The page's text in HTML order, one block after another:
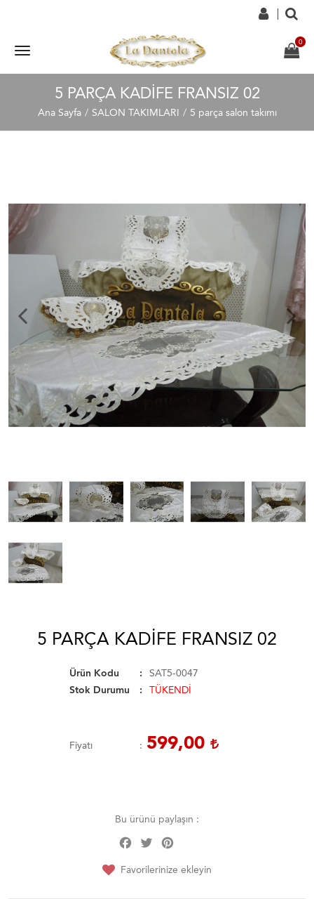
5 PARÇA KADIFE FRANSIZ 02
Ana Sayfa SALON TAKIMLARI 5 parça salon takımı
5 PARÇA KADIFE FRANSIZ 02
Ürün Kodu
SAT5-0047
Stok Durumu
TÜKENDİ
Fiyatı 599,00
Bu ürünü paylaşın :
Facebook
Twitter
Favorilerinize ekleyin